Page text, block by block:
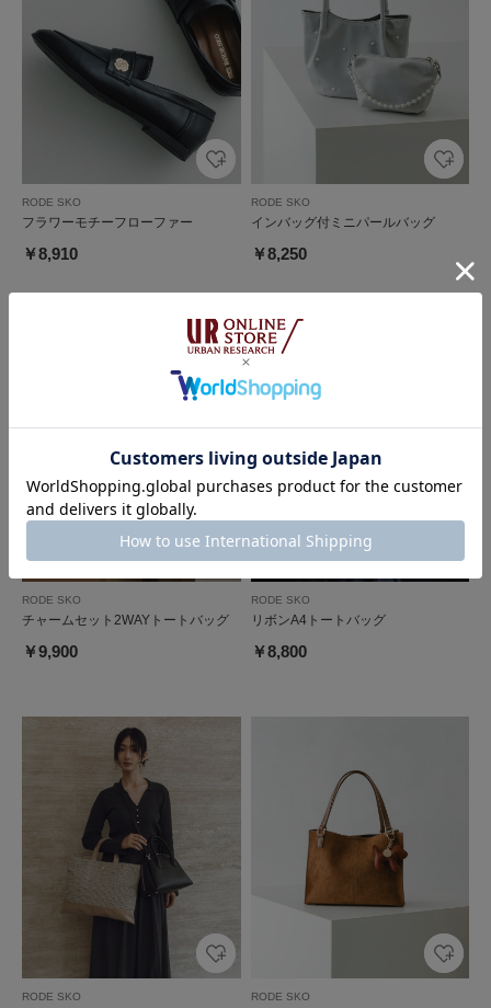
RODE SKO
フラワーモチーフローファー
￥8,910
RODE SKO
インバッグ付ミニパールバッグ
￥8,250
RODE SKO
チャームセット2WAYトートバッグ
￥9,900
RODE SKO
リボンA4トートバッグ
￥8,800
RODE SKO RODE SKO